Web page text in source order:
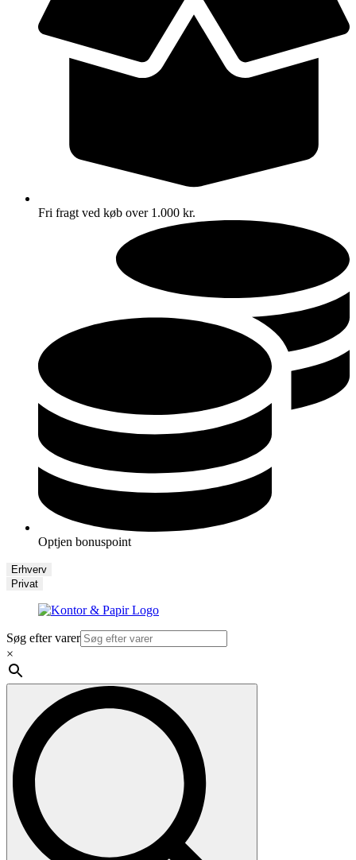
Fri fragt ved køb over 1.000 kr.
Optjen bonuspoint
Erhverv
Privat
Søg efter varer
×